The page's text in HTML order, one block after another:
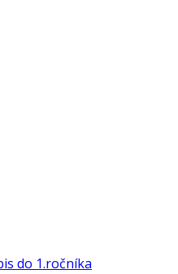
do 1.ročníka